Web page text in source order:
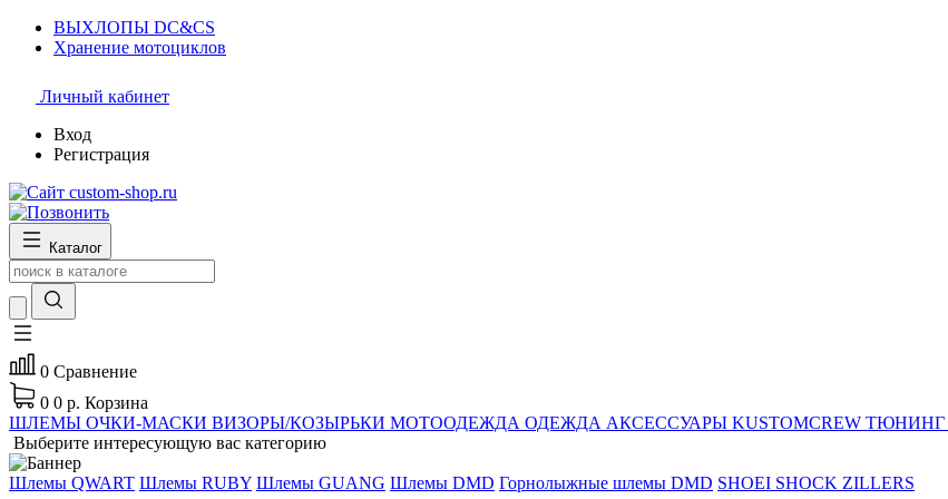
ВЫХЛОПЫ DC&CS
Хранение мотоциклов
Личный кабинет
Вход
Регистрация
Каталог
0 Сравнение
0 0 р. Корзина
ШЛЕМЫ ОЧКИ-МАСКИ ВИЗОРЫ/КОЗЫРЬКИ МОТООДЕЖДА ОДЕЖДА АКСЕССУАРЫ KUSTOMCREW ТЮНИНГ
Выберите интересующую вас категорию
Шлемы QWART Шлемы RUBY Шлемы GUANG Шлемы DMD Горнолыжные шлемы DMD SHOEI SHOCK ZILLERS